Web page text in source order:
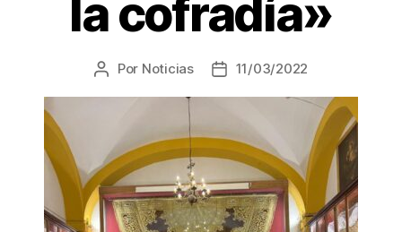
la cofradía»
Por Noticias 11/03/2022